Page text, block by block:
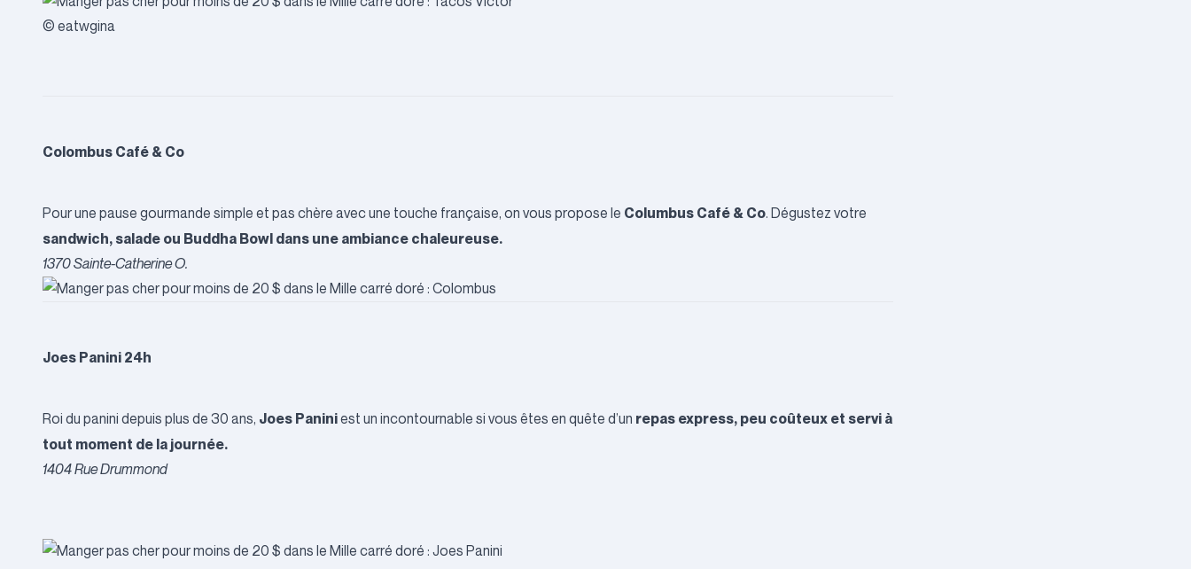
© eatwgina
Colombus Café & Co
Pour une pause gourmande simple et pas chère avec une touche française, on vous propose le Columbus Café & Co. Dégustez votre
sandwich, salade ou Buddha Bowl dans une ambiance chaleureuse.
1370 Sainte-Catherine O.
Joes Panini 24h
Roi du panini depuis plus de 30 ans, Joes Paniniest un incontournable si vous êtes en quête d’un repas express, peu coûteux et servi à
tout moment de la journée.
1404 Rue Drummond